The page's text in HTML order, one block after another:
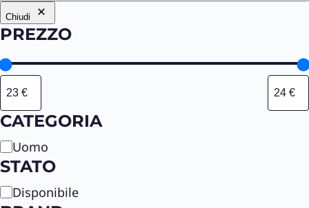
Chiudi
PREZZO
CATEGORIA
C
a
e
Uomo
STATO
S Disponibile